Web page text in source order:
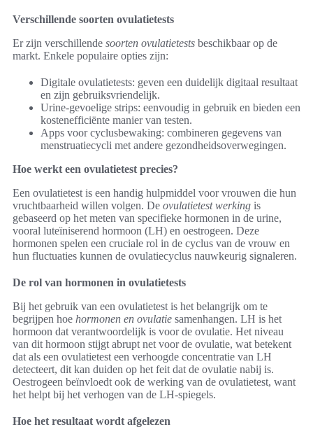
Verschillende soorten ovulatietests
Er zijn verschillende soorten ovulatietests beschikbaar op de
markt. Enkele populaire opties zijn:
Digitale ovulatietests: geven een duidelijk digitaal resultaat
en zijn gebruiksvriendelijk.
Urine-gevoelige strips: eenvoudig in gebruik en bieden een
kostenefficiënte manier van testen.
Apps voor cyclusbewaking: combineren gegevens van
menstruatiecycli met andere gezondheidsoverwegingen.
Hoe werkt een ovulatietest precies?
Een ovulatietest is een handig hulpmiddel voor vrouwen die hun
vruchtbaarheid willen volgen. De ovulatietest werking is
gebaseerd op het meten van specifieke hormonen in de urine,
vooral luteïniserend hormoon (LH) en oestrogeen. Deze
hormonen spelen een cruciale rol in de cyclus van de vrouw en
hun fluctuaties kunnen de ovulatiecyclus nauwkeurig signaleren.
De rol van hormonen in ovulatietests
Bij het gebruik van een ovulatietest is het belangrijk om te
begrijpen hoe hormonen en ovulatie samenhangen. LH is het
hormoon dat verantwoordelijk is voor de ovulatie. Het niveau
van dit hormoon stijgt abrupt net voor de ovulatie, wat betekent
dat als een ovulatietest een verhoogde concentratie van LH
detecteert, dit kan duiden op het feit dat de ovulatie nabij is.
Oestrogeen beïnvloedt ook de werking van de ovulatietest, want
het helpt bij het verhogen van de LH-spiegels.
Hoe het resultaat wordt afgelezen